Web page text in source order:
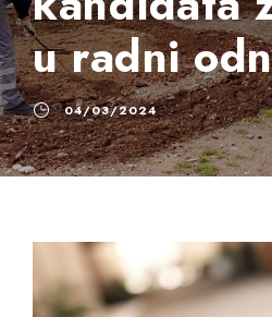
u radni
04/03/2024